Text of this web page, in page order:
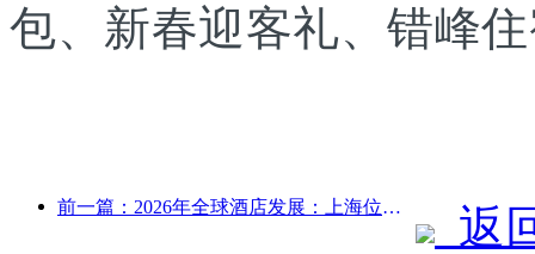
包、新春迎客礼、错峰
前一篇：2026年全球酒店发展：上海位居客房新增量榜首
返